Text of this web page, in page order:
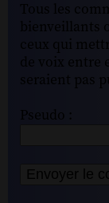
Tous les
bienveillants
ceux qui
de voix entre
seraient pas
Pseudo :